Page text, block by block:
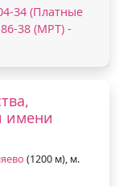
34 (Платные
86-38 (МРТ) -
имени
(1200 м), м.